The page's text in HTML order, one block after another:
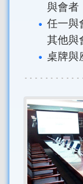
與會者
任一與
其他與
桌牌與